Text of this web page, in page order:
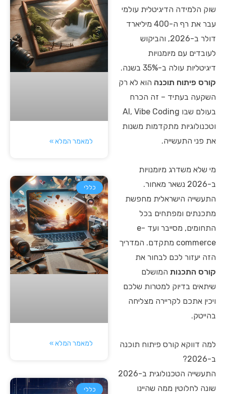
שוק הלמידה הדיגיטלית עולמי
עבר את רף ה-400 מיליארד
דולר ב-2026, והביקוש
לעובדים עם מיומנויות
דיגיטליות עולה ב-35% בשנה.
קורס פיתוח תוכנה הוא לא רק
השקעה בעתיד – זה הכרח
בעולם שבו AI, Vibe Coding
וטכנולוגיות מתקדמות משנות
את פני התעשייה.
מי שלא משדרג מיומנויות
ב-2026 נשאר מאחור.
התעשייה הישראלית מחפשת
מתכנתים ומפתחים בכל
התחומים, מסייבר ועד e-
commerce מתקדם. המדריך
הזה יעזור לכם לבחור את
קורס התכנות המושלם
שיתאים בדיוק למטרות שלכם
ויכין אתכם לקריירה מצליחה
בהייטק.
למה דווקא קורס פיתוח תוכנה
ב-2026?
התעשייה הטכנולוגית ב-2026
שונה לחלוטין ממה שהיינו
למאמר המלא »
כללי
למאמר המלא »
כללי